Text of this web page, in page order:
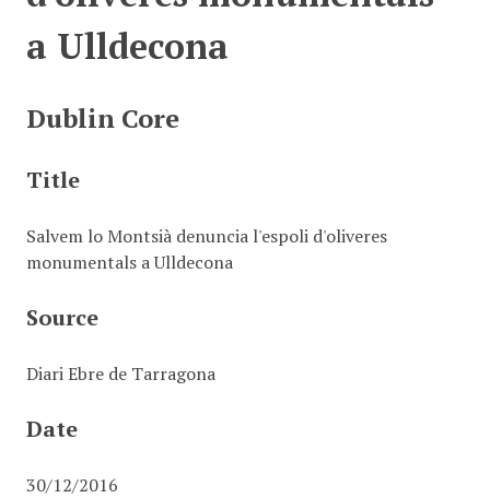
a Ulldecona
Dublin Core
Title
Salvem lo Montsià denuncia l'espoli d'oliveres
monumentals a Ulldecona
Source
Diari Ebre de Tarragona
Date
30/12/2016